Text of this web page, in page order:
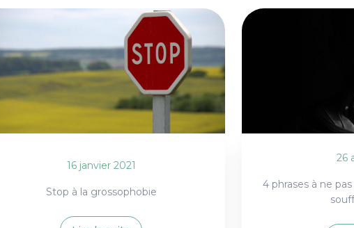
16 janvier 2021
Stop à la grossophobie
26
4 phrases à ne